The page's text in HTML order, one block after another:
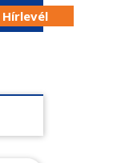
Hírlevél